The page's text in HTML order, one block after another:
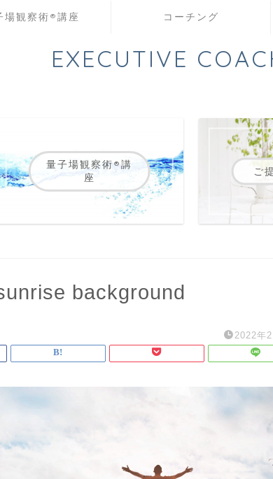
場観察術®️講座 コーチング
EXECUTIVE
量子場観察術®️講
座
ご
background
2022年